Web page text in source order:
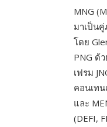
MNG
มาเป็น
โดย
PNG ด้
เฟรม
คอนเท
และ
(DEFI,